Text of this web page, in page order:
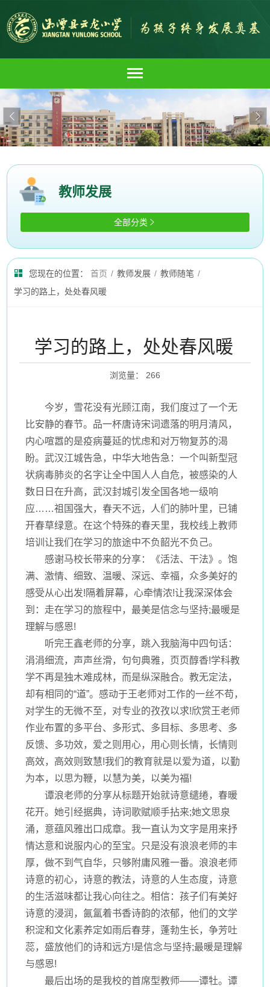
 
教师发展
全部分类 
您现在的位置： 首页 / 教师发展 / 教师随笔 /
学习的路上，处处春风暖
学习的路上，处处春风暖
浏览量： 266
今岁，雪花没有光顾江南，我们度过了一个无
比安静的春节。品一杯唐诗宋词遗落的明月清风，
内心喧嚣的是疫病蔓延的忧虑和对万物复苏的渴
盼。武汉江城告急，中华大地告急：一个叫新型冠
状病毒肺炎的名字让全中国人人自危，被感染的人
数日日在升高，武汉封城引发全国各地一级响
应……祖国强大，春天不远，人们的肺叶里，已铺
开春草绿意。在这个特殊的春天里，我校线上教师
培训让我们在学习的旅途中不负韶光不负己。
感谢马校长带来的分享：《活法、干法》。饱
满、激情、细致、温暖、深远、幸福，众多美好的
感受从心出发!隔着屏幕，心牵情浓!让我深深体会
到：走在学习的旅程中，最美是信念与坚持;最暖是
理解与感恩!
听完王鑫老师的分享，跳入我脑海中四句话：
涓涓细流，声声丝滑，句句典雅，页页醇香!学科教
学不再是独木难成林，而是纵深融合。教无定法，
却有相同的“道”。感动于王老师对工作的一丝不苟，
对学生的无微不至，对专业的孜孜以求!欣赏王老师
作业布置的多平台、多形式、多目标、多思考、多
反馈、多功效，爱之则用心，用心则长情，长情则
高效，高效则致慧!我们的教育就是以爱为道，以勤
为本，以思为鞭，以慧为美，以美为福!
谭浪老师的分享从标题开始就诗意缱绻，春暖
花开。她引经据典，诗词歌赋顺手拈来;她文思泉
涌，意蕴风雅出口成章。我一直认为文字是用来抒
情达意和说服内心的至宝。只是没有浪浪老师的丰
厚，做不到气自华，只够附庸风雅一番。浪浪老师
诗意的初心，诗意的教法，诗意的人生态度，诗意
的生活滋味都让我心向往之。相信：孩子们有美好
诗意的浸润，氤氲着书香诗韵的浓郁，他们的文学
积淀和文化素养定如雨后春芽，蓬勃生长，争芳吐
蕊，盛放他们的诗和远方!是信念与坚持;最暖是理解
与感恩!
最后出场的是我校的首席型教师——谭牡。谭